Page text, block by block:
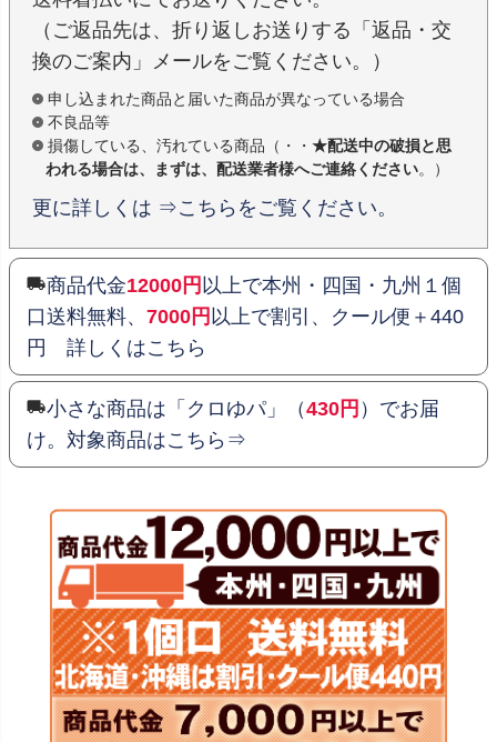
（ご返品先は、折り返しお送りする「返品・交
換のご案内」メールをご覧ください。）
申し込まれた商品と届いた商品が異なっている場合
不良品等
損傷している、汚れている商品（・・ ★配送中の破損と思
われる場合は、まずは、配送業者様へご連絡ください。）
更に詳しくは ⇒こちらをご覧ください。
商品代金12000円 以上で本州・四国・九州１個
口送料無料、 7000円 以上で割引、クール便＋440
円 詳しくはこちら
小さな商品は「クロゆパ」（430円 ）でお届
け。対象商品はこちら⇒